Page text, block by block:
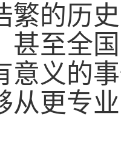
繁的历
甚至全
意义的
从更专